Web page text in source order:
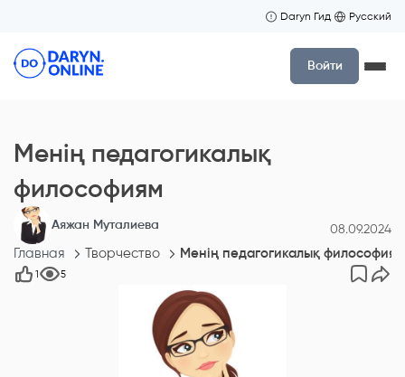
Daryn Гид Русский
Войти
Менің педагогикалық
философиям
Аяжан Муталиева 08.09.2024
Главная Творчество Менің педагогикалық философиям
1 5